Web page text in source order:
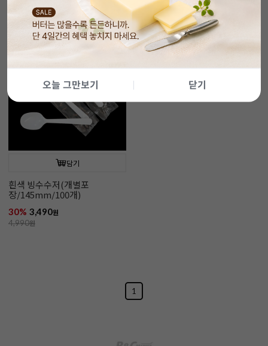
오늘 그만보기 닫기
담기
흰색 빙수수저(개별포
장/145mm/100개)
30% 3,490원
4,990원
1